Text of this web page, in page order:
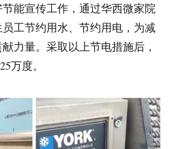
能宣传工作，通过华西微家院
工节约用水、节约用电，为减
力量。采取以上节电措施后，
万度。